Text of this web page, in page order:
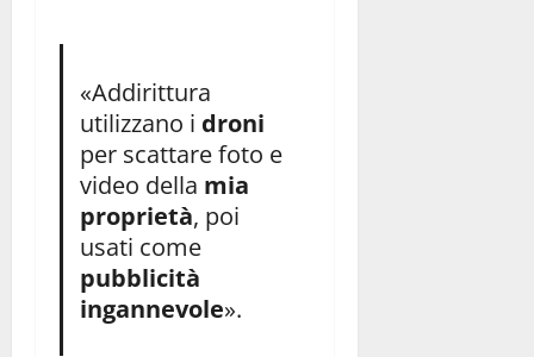
«Addirittura
utilizzano i droni
per scattare foto e
video della mia
proprietà, poi
usati come
pubblicità
ingannevole».